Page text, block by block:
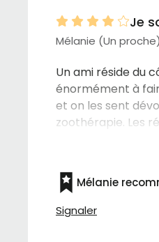
Je
Mélanie (Un
Un ami réside du
énormément à
et on les sent
zoothérapie. Les
Mélanie
Signaler